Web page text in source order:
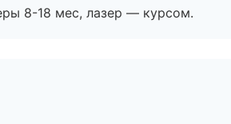
8-18 мес, лазер — курсом.